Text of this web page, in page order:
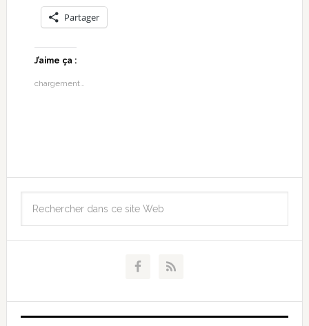
Partager
J’aime ça :
chargement…